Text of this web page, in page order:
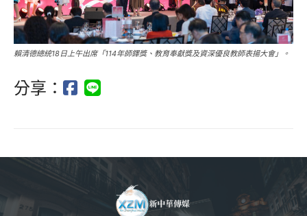
賴清德總統18日上午出席「114年師鐸獎、教育奉獻獎及資深優良教師表揚大會」。
分享：